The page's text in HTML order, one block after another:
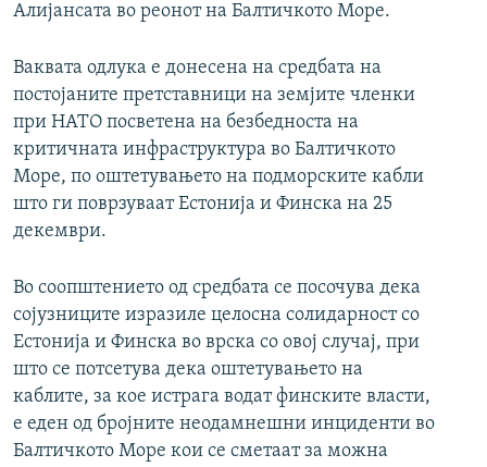
Алијансата во реонот на Балтичкото Море.
Ваквата одлука е донесена на средбата на
постојаните претставници на земјите членки
при НАТО посветена на безбедноста на
критичната инфраструктура во Балтичкото
Море, по оштетувањето на подморските кабли
што ги поврзуваат Естонија и Финска на 25
декември.
Во соопштението од средбата се посочува дека
сојузниците изразиле целосна солидарност со
Естонија и Финска во врска со овој случај, при
што се потсетува дека оштетувањето на
каблите, за кое истрага водат финските власти,
е еден од бројните неодамнешни инциденти во
Балтичкото Море кои се сметаат за можна